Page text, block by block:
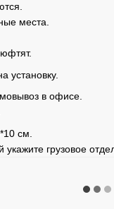
места.
установку.
в офисе.
см.
грузовое